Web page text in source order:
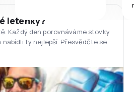
letenky?
Každý den porovnáváme stovky
nabídli ty nejlepší. Přesvědčte se